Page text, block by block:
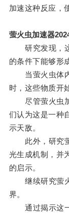
加速这种反应，
萤火虫加速器
研究发现，这
的条件下能够形
当萤火虫体内
时，这些物质开
尽管萤火虫加
们认为这是一种
示天敌。
此外，研究萤
光生成机制，并
的启示。
继续研究萤火
界。
通过揭示这一